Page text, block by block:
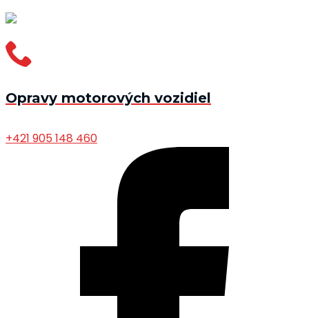
Opravy motorových vozidiel
+421 905 148 460